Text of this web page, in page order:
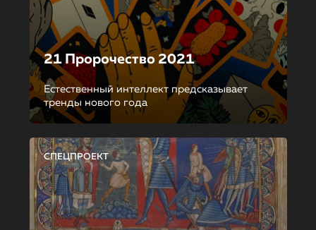
21 Пророчество 2021
Естественный интеллект предсказывает
тренды нового года
СПЕЦПРОЕКТ